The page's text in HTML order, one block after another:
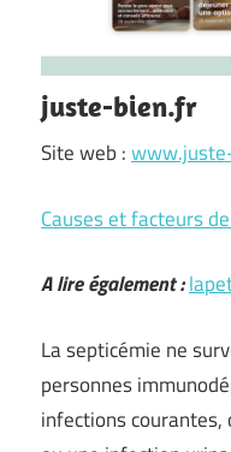
juste-bien.fr
Site web :
Causes et facteurs
A lire également :
La septicémie ne
personnes
infections courantes,